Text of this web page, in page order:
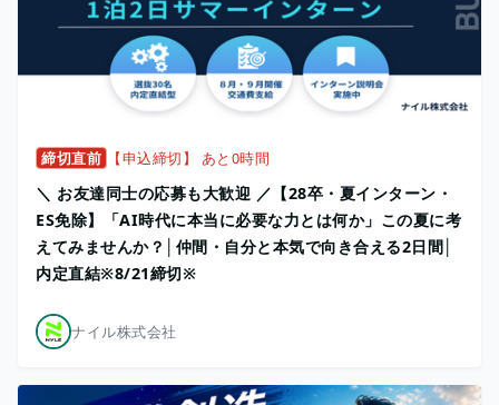
締切直前 【申込締切】 あと0時間
＼ お友達同士の応募も大歓迎 ／【28卒・夏インターン・
ES免除】「AI時代に本当に必要な力とは何か」この夏に考
えてみませんか？│仲間・自分と本気で向き合える2日間│
内定直結※8/21締切※
ナイル株式会社